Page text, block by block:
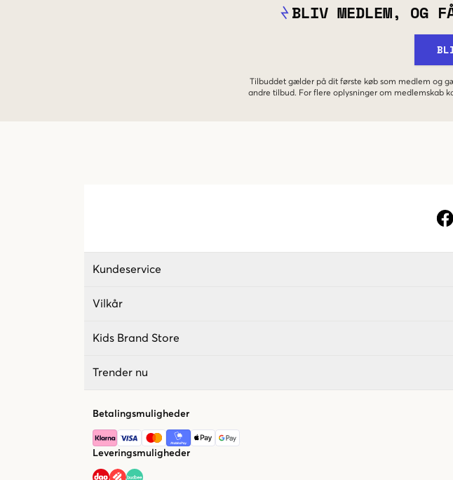
BLIV MEDLEM, OG
Tilbuddet gælder på dit første køb som medlem og
andre tilbud. For flere oplysninger om medlemskab
Kundeservice
Vilkår
Kids Brand Store
Trender nu
Betalingsmuligheder
Leveringsmuligheder